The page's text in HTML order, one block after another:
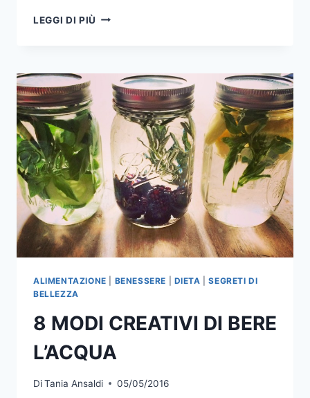
LEGGI DI PIÙ LA
GIOVANE:
COLLAGENE
ALIMENTAZIONE BENESSERE DIETA |SEGRETI DI
BELLEZZA
8 MODI CREATIVI DI BERE
L’ACQUA
DiTania Ansaldi 05/05/2016